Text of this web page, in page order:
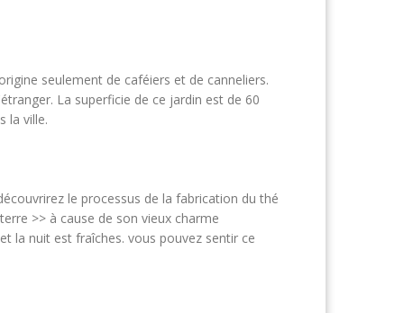
seulement de caféiers et de canneliers.
La superficie de ce jardin est de 60
la ville.
le processus de la fabrication du thé
>> à cause de son vieux charme
la nuit est fraîches. vous pouvez sentir ce